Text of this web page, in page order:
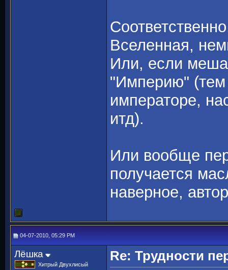
Вселенная,
Или, если
"Империю" (тем
императоре,
итд).
Или вообще
получается
наверное,
04-07-2010, 05:29 PM
Лёшка
Хитрый Двухлисый
Re: Трудности